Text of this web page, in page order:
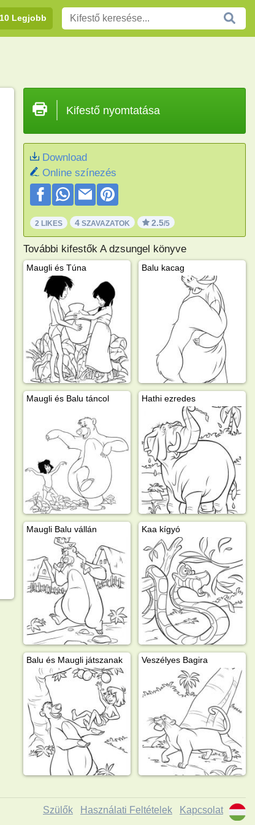
10 Legjobb
Kifestő nyomtatása
Download
Online színezés
2 LIKES 4SZAVAZATOK 2.5/5
További kifestők A dzsungel könyve
Maugli és Túna Balu kacag
Maugli és Balu táncol Hathi ezredes
Maugli Balu vállán Kaa kígyó
Balu és Maugli játszanak Veszélyes Bagira
Szülők Használati Feltételek Kapcsolat